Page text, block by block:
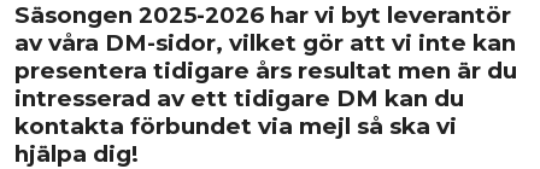
Säsongen 2025-2026 har vi byt leverantör
av våra DM-sidor, vilket gör att vi inte kan
presentera tidigare års resultat men är du
intresserad av ett tidigare DM kan du
kontakta förbundet via mejl så ska vi
hjälpa dig!